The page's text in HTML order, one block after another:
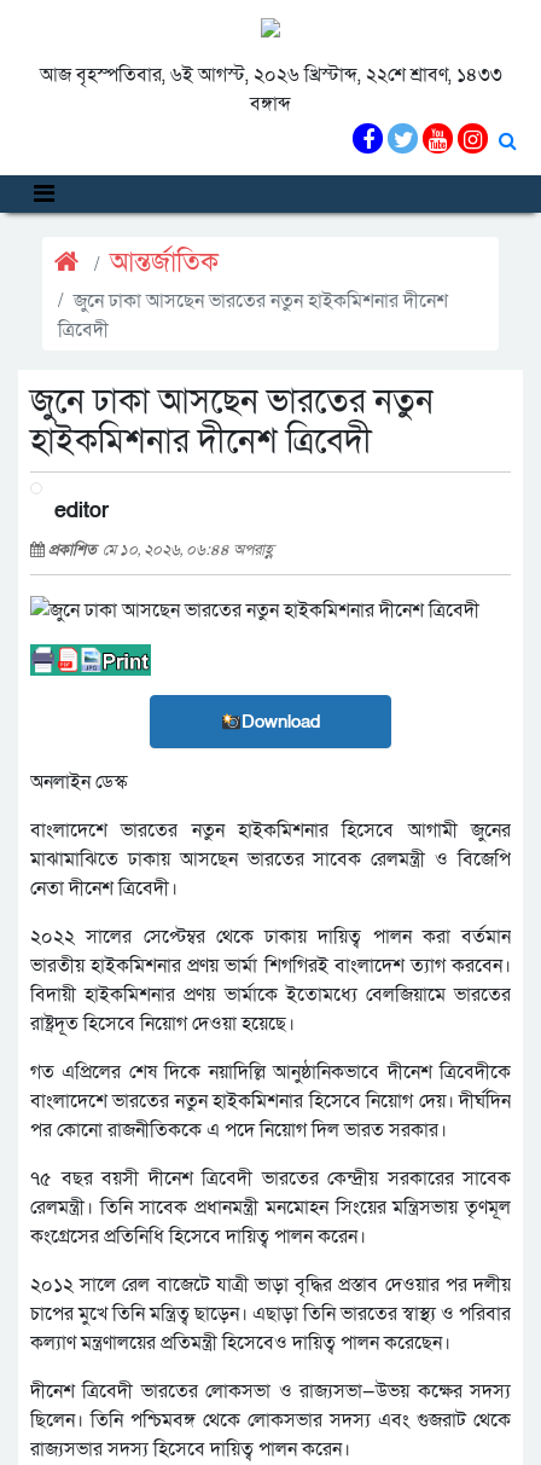
আজ বৃহস্পতিবার, ৬ই আগস্ট, ২০২৬ খ্রিস্টাব্দ, ২২শে শ্রাবণ, ১৪৩৩
বঙ্গাব্দ
আন্তর্জাতিক
জুনে ঢাকা আসছেন ভারতের নতুন হাইকমিশনার দীনেশ
ত্রিবেদী
জুনে ঢাকা আসছেন ভারতের নতুন
হাইকমিশনার দীনেশ ত্রিবেদী
editor
প্রকাশিত মে ১০, ২০২৬, ০৬:৪৪ অপরাহ্ণ
Download
অনলাইন ডেস্ক
বাংলাদেশে ভারতের নতুন হাইকমিশনার হিসেবে আগামী জুনের
মাঝামাঝিতে ঢাকায় আসছেন ভারতের সাবেক রেলমন্ত্রী ও বিজেপি
নেতা দীনেশ ত্রিবেদী।
২০২২ সালের সেপ্টেম্বর থেকে ঢাকায় দায়িত্ব পালন করা বর্তমান
ভারতীয় হাইকমিশনার প্রণয় ভার্মা শিগগিরই বাংলাদেশ ত্যাগ করবেন।
বিদায়ী হাইকমিশনার প্রণয় ভার্মাকে ইতোমধ্যে বেলজিয়ামে ভারতের
রাষ্ট্রদূত হিসেবে নিয়োগ দেওয়া হয়েছে।
গত এপ্রিলের শেষ দিকে নয়াদিল্লি আনুষ্ঠানিকভাবে দীনেশ ত্রিবেদীকে
বাংলাদেশে ভারতের নতুন হাইকমিশনার হিসেবে নিয়োগ দেয়। দীর্ঘদিন
পর কোনো রাজনীতিককে এ পদে নিয়োগ দিল ভারত সরকার।
৭৫ বছর বয়সী দীনেশ ত্রিবেদী ভারতের কেন্দ্রীয় সরকারের সাবেক
রেলমন্ত্রী। তিনি সাবেক প্রধানমন্ত্রী মনমোহন সিংয়ের মন্ত্রিসভায় তৃণমূল
কংগ্রেসের প্রতিনিধি হিসেবে দায়িত্ব পালন করেন।
২০১২ সালে রেল বাজেটে যাত্রী ভাড়া বৃদ্ধির প্রস্তাব দেওয়ার পর দলীয়
চাপের মুখে তিনি মন্ত্রিত্ব ছাড়েন। এছাড়া তিনি ভারতের স্বাস্থ্য ও পরিবার
কল্যাণ মন্ত্রণালয়ের প্রতিমন্ত্রী হিসেবেও দায়িত্ব পালন করেছেন।
দীনেশ ত্রিবেদী ভারতের লোকসভা ও রাজ্যসভা—উভয় কক্ষের সদস্য
ছিলেন। তিনি পশ্চিমবঙ্গ থেকে লোকসভার সদস্য এবং গুজরাট থেকে
রাজ্যসভার সদস্য হিসেবে দায়িত্ব পালন করেন।